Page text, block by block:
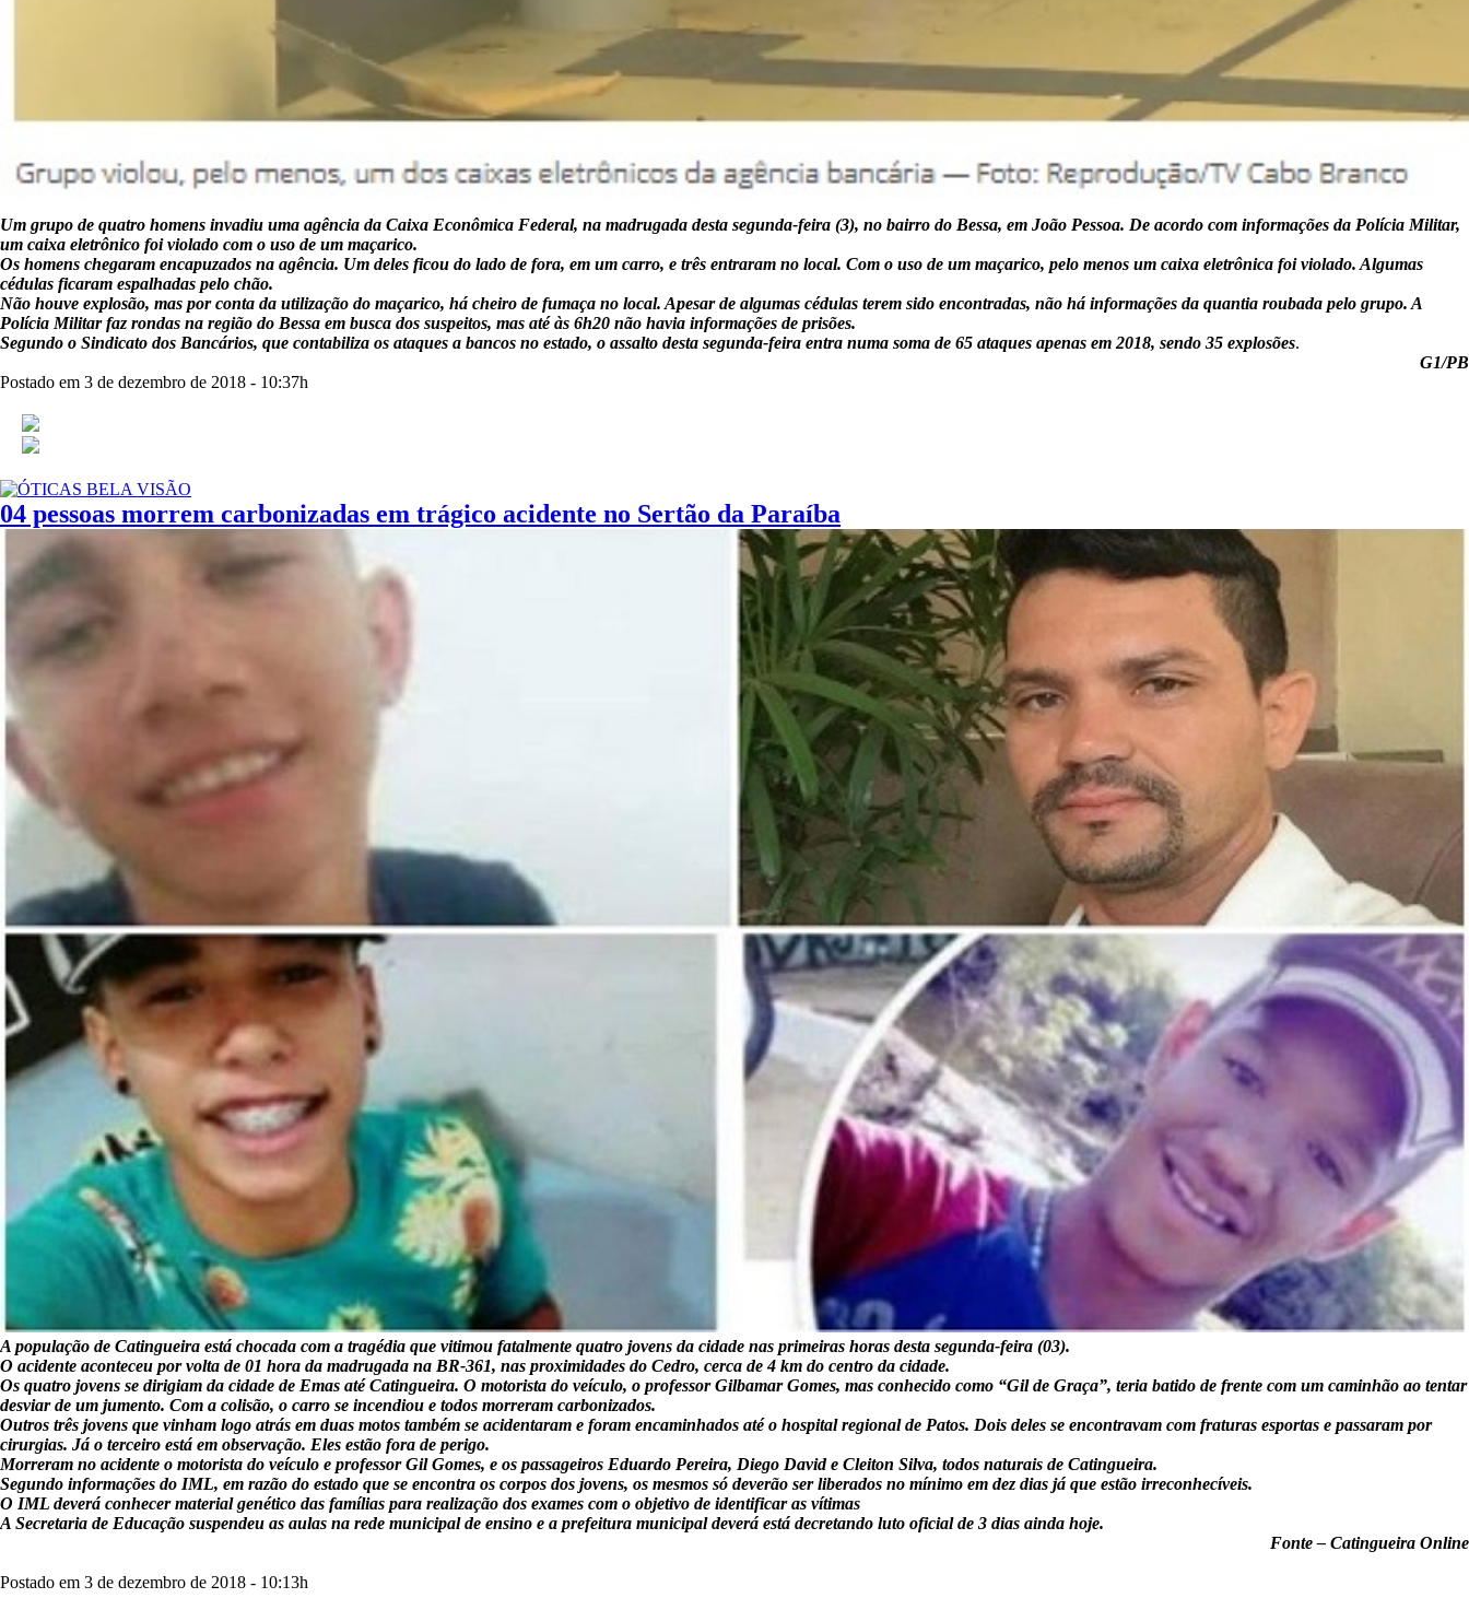
Um grupo de quatro homens invadiu uma agência da Caixa Econômica Federal, na madrugada desta segunda-feira (3), no bairro do Bessa, em João Pessoa. De acordo com informações da Polícia Militar,
um caixa eletrônico foi violado com o uso de um maçarico.
Os homens chegaram encapuzados na agência. Um deles ficou do lado de fora, em um carro, e três entraram no local. Com o uso de um maçarico, pelo menos um caixa eletrônica foi violado. Algumas
cédulas ficaram espalhadas pelo chão.
Não houve explosão, mas por conta da utilização do maçarico, há cheiro de fumaça no local. Apesar de algumas cédulas terem sido encontradas, não há informações da quantia roubada pelo grupo. A
Polícia Militar faz rondas na região do Bessa em busca dos suspeitos, mas até às 6h20 não havia informações de prisões.
Segundo o Sindicato dos Bancários, que contabiliza os ataques a bancos no estado, o assalto desta segunda-feira entra numa soma de 65 ataques apenas em 2018, sendo 35 explosões.
G1/PB
Postado em 3 de dezembro de 2018 - 10:37h
04 pessoas morrem carbonizadas em trágico acidente no Sertão da Paraíba
A população de Catingueira está chocada com a tragédia que vitimou fatalmente quatro jovens da cidade nas primeiras horas desta segunda-feira (03).
O acidente aconteceu por volta de 01 hora da madrugada na BR-361, nas proximidades do Cedro, cerca de 4 km do centro da cidade.
Os quatro jovens se dirigiam da cidade de Emas até Catingueira. O motorista do veículo, o professor Gilbamar Gomes, mas conhecido como “Gil de Graça”, teria batido de frente com um caminhão ao tentar
desviar de um jumento. Com a colisão, o carro se incendiou e todos morreram carbonizados.
Outros três jovens que vinham logo atrás em duas motos também se acidentaram e foram encaminhados até o hospital regional de Patos. Dois deles se encontravam com fraturas esportas e passaram por
cirurgias. Já o terceiro está em observação. Eles estão fora de perigo.
Morreram no acidente o motorista do veículo e professor Gil Gomes, e os passageiros Eduardo Pereira, Diego David e Cleiton Silva, todos naturais de Catingueira.
Segundo informações do IML, em razão do estado que se encontra os corpos dos jovens, os mesmos só deverão ser liberados no mínimo em dez dias já que estão irreconhecíveis.
O IML deverá conhecer material genético das famílias para realização dos exames com o objetivo de identificar as vítimas
A Secretaria de Educação suspendeu as aulas na rede municipal de ensino e a prefeitura municipal deverá está decretando luto oficial de 3 dias ainda hoje.
Fonte – Catingueira Online
Postado em 3 de dezembro de 2018 - 10:13h